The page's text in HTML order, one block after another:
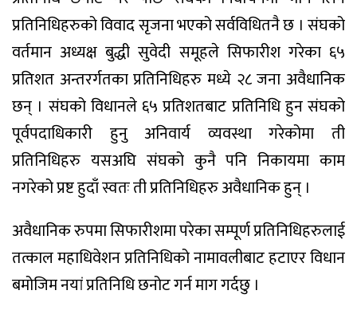
प्रतिनिधिहरुको विवाद सृजना भएको सर्वविधितनै छ । संघको
वर्तमान अध्यक्ष बुद्धी सुवेदी समूहले सिफारीश गरेका ६५
प्रतिशत अन्तरर्गतका प्रतिनिधिहरु मध्ये २८ जना अवैधानिक
छन् । संघको विधानले ६५ प्रतिशतबाट प्रतिनिधि हुन संघको
पूर्वपदाधिकारी हुनु अनिवार्य व्यवस्था गरेकोमा ती
प्रतिनिधिहरु यसअघि संघको कुनै पनि निकायमा काम
नगरेको प्रष्ट हुदाँ स्वतः ती प्रतिनिधिहरु अवैधानिक हुन् ।
अवैधानिक रुपमा सिफारीशमा परेका सम्पूर्ण प्रतिनिधिहरुलाई
तत्काल महाधिवेशन प्रतिनिधिको नामावलीबाट हटाएर विधान
बमोजिम नयां प्रतिनिधि छनोट गर्न माग गर्दछु ।